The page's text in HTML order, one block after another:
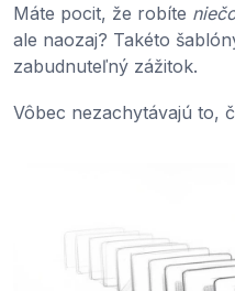
Máte pocit, že robíte
ale naozaj? Takéto
zabudnuteľný zážitok.
Vôbec nezachytávajú to,